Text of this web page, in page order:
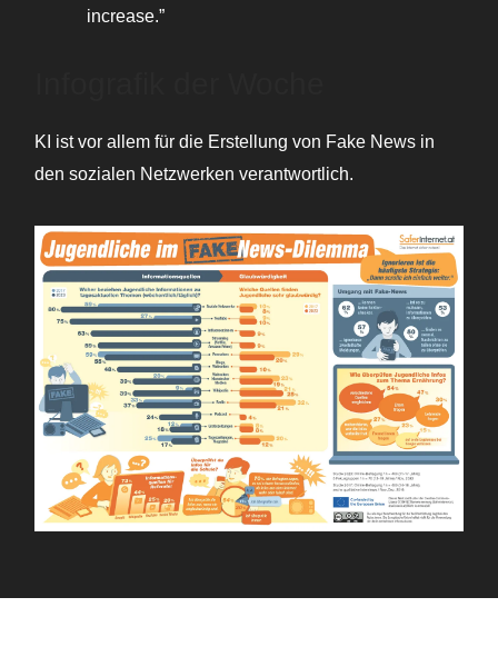
increase.”
KI ist vor allem für die Erstellung von Fake News in
den sozialen Netzwerken verantwortlich.